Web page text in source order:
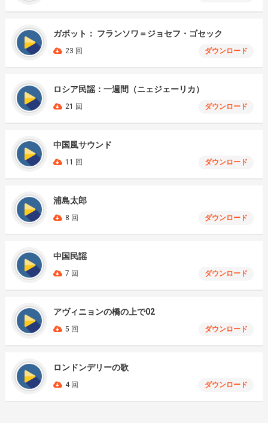
ガボット： フランソワ＝ジョセフ・ゴセック
23 回 ダウンロード
ロシア民謡：一週間（ニェジェーリカ）
21 回 ダウンロード
中国風サウンド
11 回 ダウンロード
浦島太郎
8 回 ダウンロード
中国民謡
7 回 ダウンロード
アヴィニョンの橋の上で02
5 回 ダウンロード
ロンドンデリーの歌
4 回 ダウンロード